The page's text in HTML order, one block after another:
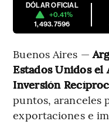
DÓLAR OFICIAL
+0.41%
1,493.7596
Buenos Aires —
Estados Unidos
Inversión
puntos, aranceles
exportaciones e